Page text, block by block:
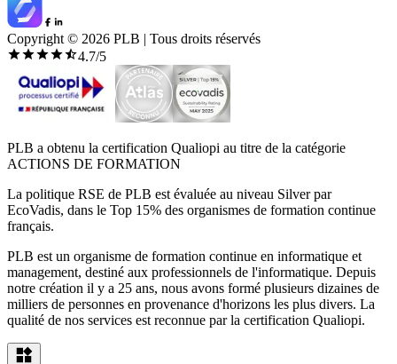
Copyright © 2026 PLB | Tous droits réservés
4.7/5
PLB a obtenu la certification Qualiopi au titre de la catégorie
ACTIONS DE FORMATION
La politique RSE de PLB est évaluée au niveau Silver par
EcoVadis, dans le Top 15% des organismes de formation continue
français.
PLB est un organisme de formation continue en informatique et
management, destiné aux professionnels de l'informatique. Depuis
notre création il y a 25 ans, nous avons formé plusieurs dizaines de
milliers de personnes en provenance d'horizons les plus divers. La
qualité de nos services est reconnue par la certification Qualiopi.